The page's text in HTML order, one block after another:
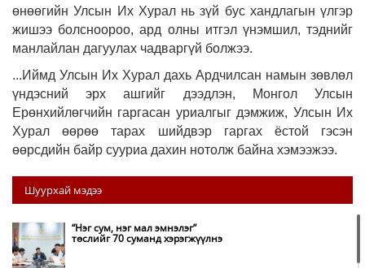
өнөөгийн Улсын Их Хурал нь зүй бус хандлагын үлгэр
жишээ болсноороо, ард олны итгэл үнэмшил, тэднийг
манлайлан дагуулах чадваргүй болжээ.
...Иймд Улсын Их Хурал дахь Ардчилсан намын зөвлөл
үндэсний эрх ашгийг дээдлэн, Монгол Улсын
Ерөнхийлөгчийн гаргасан уриалгыг дэмжиж, Улсын Их
Хурал өөрөө тарах шийдвэр гаргах ёстой гэсэн
өөрсдийн байр сууриа дахин нотолж байна хэмээжээ.
Шуурхай мэдээ
“Нэг сум, нэг мал эмнэлэг”
төслийг 70 суманд хэрэгжүүлнэ